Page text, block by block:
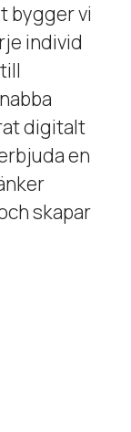
bygger vi
individ
digitalt
en
skapar